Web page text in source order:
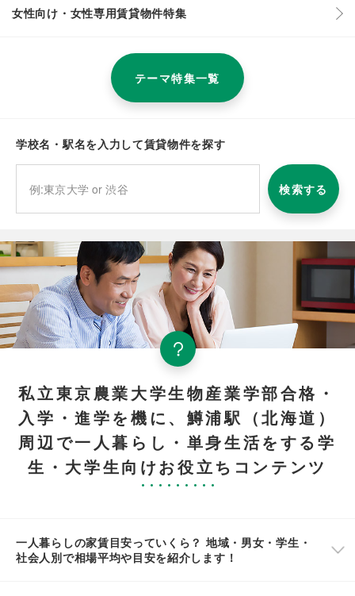
女性向け・女性専用賃貸物件特集
テーマ特集一覧
学校名・駅名を入力して賃貸物件を探す
検索する
私立東京農業大学生物産業学部合格・
入学・進学を機に、鱒浦駅（北海道）
周辺で一人暮らし・単身生活をする学
生・大学生向けお役立ちコンテンツ
一人暮らしの家賃目安っていくら？ 地域・男女・学生・
社会人別で相場平均や目安を紹介します！